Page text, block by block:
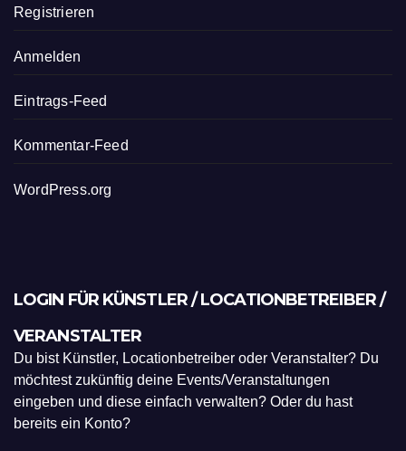
Registrieren
Anmelden
Eintrags-Feed
Kommentar-Feed
WordPress.org
LOGIN FÜR KÜNSTLER / LOCATIONBETREIBER /
VERANSTALTER
Du bist Künstler, Locationbetreiber oder Veranstalter? Du
möchtest zukünftig deine Events/Veranstaltungen
eingeben und diese einfach verwalten? Oder du hast
bereits ein Konto?